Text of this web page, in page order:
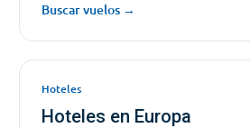
Buscar vuelos →
Hoteles
Hoteles en Europa